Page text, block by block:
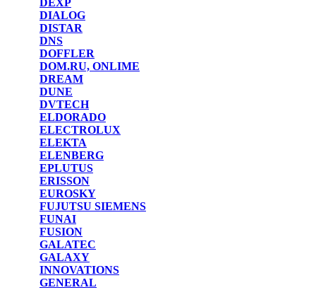
DEXP
DIALOG
DISTAR
DNS
DOFFLER
DOM.RU, ONLIME
DREAM
DUNE
DVTECH
ELDORADO
ELECTROLUX
ELEKTA
ELENBERG
EPLUTUS
ERISSON
EUROSKY
FUJUTSU SIEMENS
FUNAI
FUSION
GALATEC
GALAXY
INNOVATIONS
GENERAL